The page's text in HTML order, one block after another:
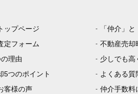
ップページ
定フォーム
理由
5つのポイント
客様の声
「仲介」
不動産売却
少しでも高
よくある質
仲介手数料